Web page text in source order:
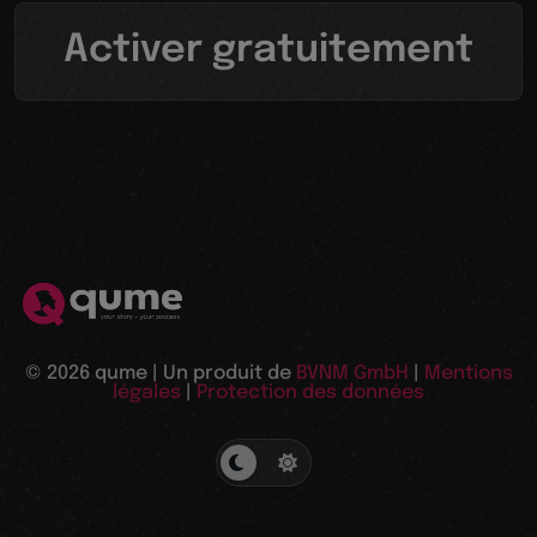
Activer gratuitement
© 2026 qume | Un produit de BVNM GmbH
Mentions
légales
Protection des données